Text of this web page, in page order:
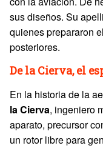
sus diseños. Su
quienes prepararon
posteriores.
De la Cierva, el
En la historia de la
laCierva, ingeniero
aparato, precursor
un rotor libre para